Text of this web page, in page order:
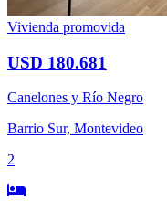
Vivienda promovida
USD 180.681
Canelones y Río Negro
Barrio Sur, Montevideo
2